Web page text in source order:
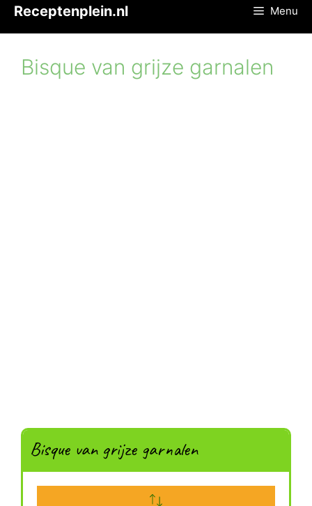
inhoud
Receptenplein.nl Menu
Bisque van grijze garnalen
Bisque van grijze garnalen